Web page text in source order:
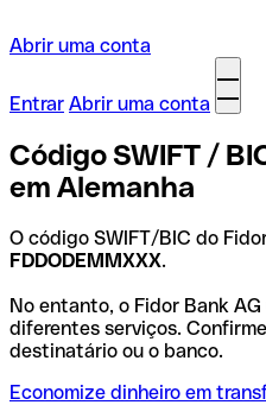
Abrir uma conta
Entrar Abrir uma conta
Código SWIFT /
em Alemanha
O código SWIFT/BIC do
FDDODEMMXXX.
No entanto, o Fidor Bank
diferentes serviços.
destinatário ou o banco.
Economize dinheiro em